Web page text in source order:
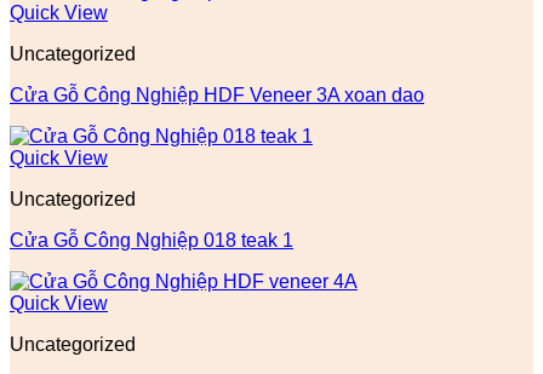
Quick View
Uncategorized
Cửa Gỗ Công Nghiệp HDF Veneer 3A xoan dao
Quick View
Uncategorized
Cửa Gỗ Công Nghiệp 018 teak 1
Quick View
Uncategorized